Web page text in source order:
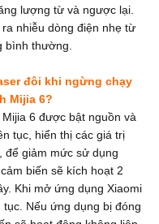
lượng từ và ngược lại.
nhiễu dòng điện nhẹ từ
bình thường.
đôi khi ngừng chạy
Mijia 6?
6 được bật nguồn và
tục, hiển thị các giá trị
để giảm mức sử dụng
biến sẽ kích hoạt 2
Khi mở ứng dụng Xiaomi
Nếu ứng dụng bị đóng